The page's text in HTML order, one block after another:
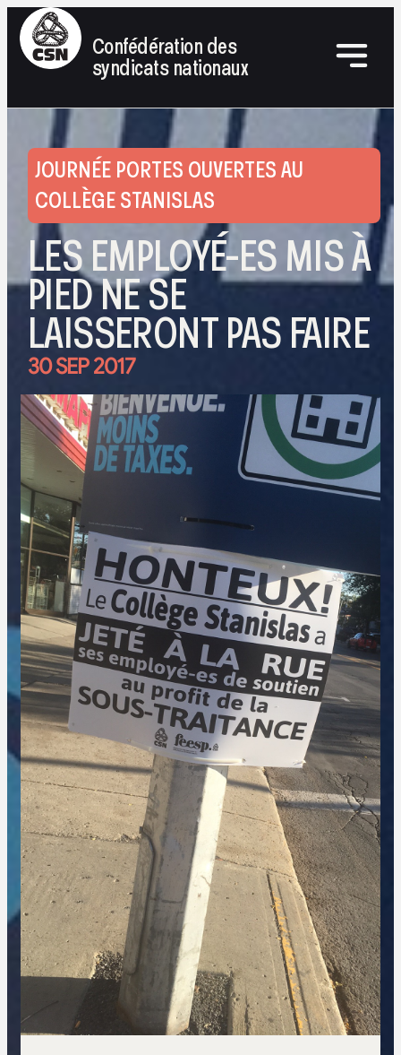
Confédération des
syndicats nationaux
JOURNÉE PORTES OUVERTES AU
COLLÈGE STANISLAS
LES EMPLOYÉ-ES MIS À
PIED NE SE
LAISSERONT PAS FAIRE
30 SEP 2017